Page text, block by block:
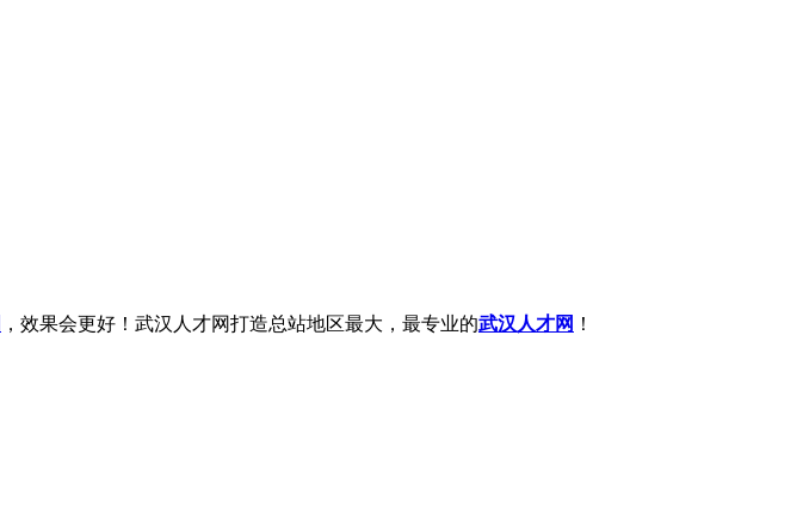
，效果会更好！武汉人才网打造总站地区最大，最专业的武汉人才网 ！